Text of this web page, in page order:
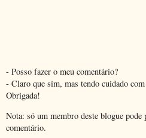
- Posso fazer o meu comentário?
- Claro que sim, mas tendo cuidado
Obrigada!
Nota: só um membro deste blogue pode
comentário.